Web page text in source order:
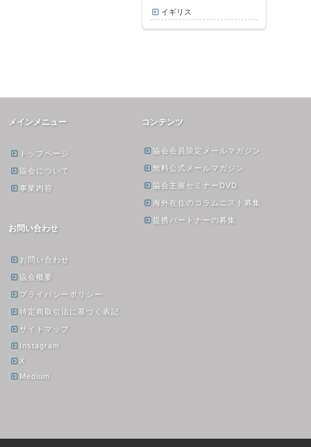
イギリス
メインメニュー
トップページ
協会について
事業内容
コンテンツ
協会会員限定メールマガジン
無料公式メールマガジン
協会主催セミナーDVD
海外在住のコラムニスト募集
提携パートナーの募集
お問い合わせ
お問い合わせ
協会概要
プライバシーポリシー
特定商取引法に基づく表記
サイトマップ
Instagram
X
Medium